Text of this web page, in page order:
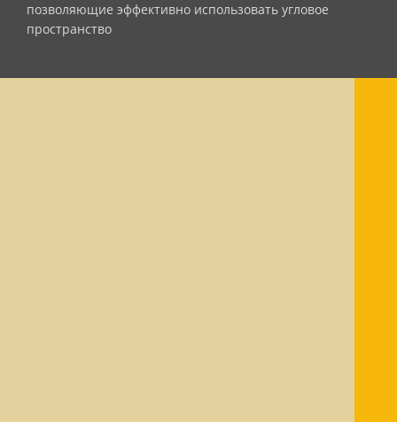
позволяющие эффективно использовать угловое
пространство